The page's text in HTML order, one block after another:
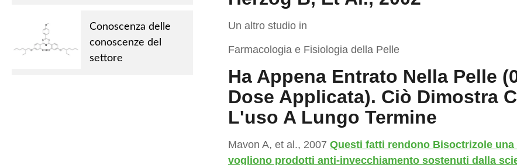
Conoscenza delle
conoscenze del
settore
Un altro studio in
Farmacologia e Fisiologia della Pelle
Ha Appena Entrato Nella Pelle
Dose Applicata). Ciò Dimostra
L'uso A Lungo Termine
Mavon A, et al., 2007 Questi fatti rendono Bisoctrizole
vogliono prodotti anti-invecchiamento sostenuti dalla